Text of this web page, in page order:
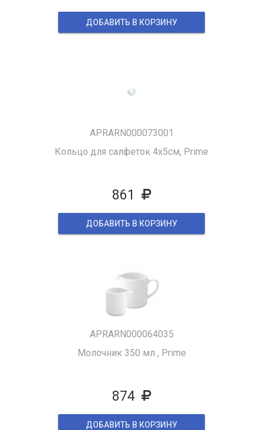
ДОБАВИТЬ В КОРЗИНУ
APRARN000073001
Кольцо для салфеток 4х5см, Prime
861
ДОБАВИТЬ В КОРЗИНУ
APRARN000064035
Молочник 350 мл , Prime
874
ДОБАВИТЬ В КОРЗИНУ